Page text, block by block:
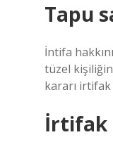
Tapu
İntifa
tüzel
kararı irtifak
İrtifak